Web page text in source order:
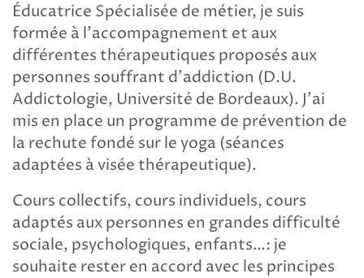
Éducatrice Spécialisée de métier, je suis
formée à l’accompagnement et aux
différentes thérapeutiques proposés aux
personnes souffrant d’addiction (D.U.
Addictologie, Université de Bordeaux). J’ai
mis en place un programme de prévention de
la rechute fondé sur le yoga (séances
adaptées à visée thérapeutique).
Cours collectifs, cours individuels, cours
adaptés aux personnes en grandes difficulté
sociale, psychologiques, enfants…: je
souhaite rester en accord avec les principes